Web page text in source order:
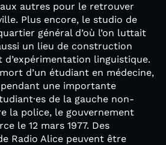
aux autres pour le retrouver
Plus encore, le studio de
général d’où l’on luttait
un lieu de construction
d’expérimentation linguistique.
d’un étudiant en médecine,
une importante
de la gauche non-
la police, le gouvernement
le 12 mars 1977. Des
Radio Alice peuvent être